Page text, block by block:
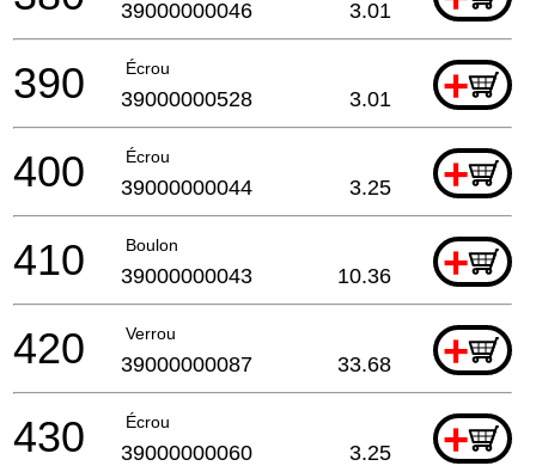
39000000046 3.01
Écrou +
390 39000000528 3.01
Écrou +
400 39000000044 3.25
Boulon +
410 39000000043 10.36
Verrou +
420 39000000087 33.68
Écrou +
430 39000000060 3.25